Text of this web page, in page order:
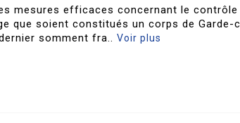
mesures efficaces concernant le contrôle
que soient constitués un corps de Garde-
somment fra.. Voir plus